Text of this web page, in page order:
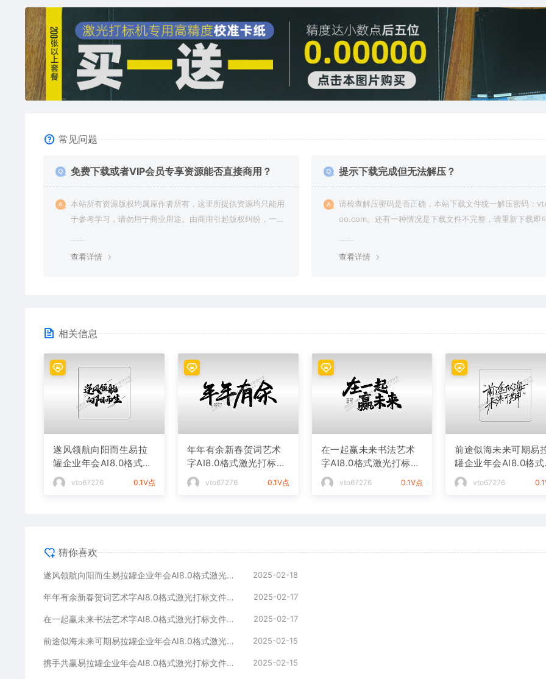
常见问题
免费下载或者VIP会员专享资源能否直接商用？
本站所有资源版权均属原作者所有，这里所提供资源均只能用
于参考学习，请勿用于商业用途。由商用引起版权纠纷，一切
查看详情
提示下载完成但无法解压？
请检查解压密码是否正确，本站下载文件统一解压密码：
oo.com。还有一种情况是下载文件不完整，请重新下载即可
查看详情
相关信息
遂风领航向阳而生易拉
罐企业年会AI8.0格式激
光打标文件通用矢量图
vto67276 0.1V点
年年有余新春贺词艺术
字AI8.0格式激光打标文
件通用矢量图
vto67276 0.1V点
在一起赢未来书法艺术
字AI8.0格式激光打标文
件通用矢量图
vto67276 0.1V点
前途似海未来可期易
罐企业年会AI8.0格式
光打标文件通用矢量图
vto67276
猜你喜欢
遂风领航向阳而生易拉罐企业年会AI8.0格式激光打标文件通用矢量图 2025-02-18
年年有余新春贺词艺术字AI8.0格式激光打标文件通用矢量图 2025-02-17
在一起赢未来书法艺术字AI8.0格式激光打标文件通用矢量图 2025-02-17
前途似海未来可期易拉罐企业年会AI8.0格式激光打标文件通用矢量图 2025-02-15
携手共赢易拉罐企业年会AI8.0格式激光打标文件通用矢量图 2025-02-15